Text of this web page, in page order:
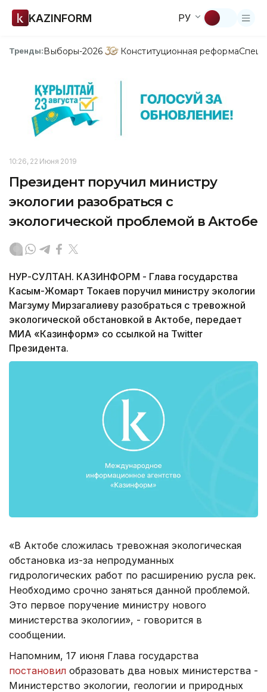
KAZINFORM РУ
Тренды:Выборы-2026 Конституционная реформа
10:26, 22 Июня 2019
Президент поручил министру
экологии разобраться с
экологической проблемой в Актобе
НУР-СУЛТАН. КАЗИНФОРМ - Глава государства
Касым-Жомарт Токаев поручил министру экологии
Магзуму Мирзагалиеву разобраться с тревожной
экологической обстановкой в Актобе, передает
МИА «Казинформ» со ссылкой на Twitter
Президента.
«В Актобе сложилась тревожная экологическая
обстановка из-за непродуманныx
гидрологических работ по расширению русла рек.
Необходимо срочно заняться данной проблемой.
Это первое поручение министру нового
министерства экологии», - говорится в
сообщении.
Напомним, 17 июня Глава государства
постановил образовать два новых министерства -
Министерство экологии, геологии и природных